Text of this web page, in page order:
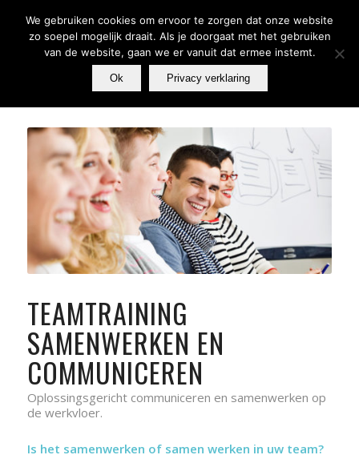
TEAMTRAINING
SAMENWERKEN EN
COMMUNICEREN
Oplossingsgericht communiceren en samenwerken op
de werkvloer.
Is het samenwerken of samen werken in uw team?
We gebruiken cookies om ervoor te zorgen dat onze website
zo soepel mogelijk draait. Als je doorgaat met het gebruiken
van de website, gaan we er vanuit dat ermee instemt.
Ok Privacy verklaring